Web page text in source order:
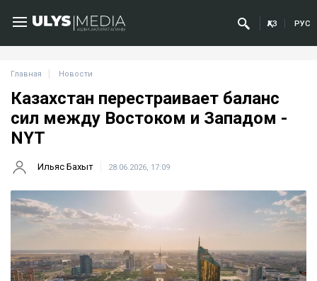
ҚАЗ РУС
Главная Новости
Казахстан перестраивает баланс
сил между Востоком и Западом -
NYT
Ильяс Бахыт 28.06.2026, 17:09